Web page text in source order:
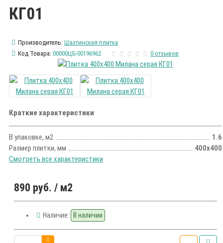
КГ01
Производитель: Шахтинская плитка
Код Товара: 00000ЦБ-00196962 0 отзывов
Краткие характеристики
В упаковке, м2
1.6
Размер плитки, мм
400х400
Смотреть все характеристики
890 руб. / м2
Наличие: В наличии